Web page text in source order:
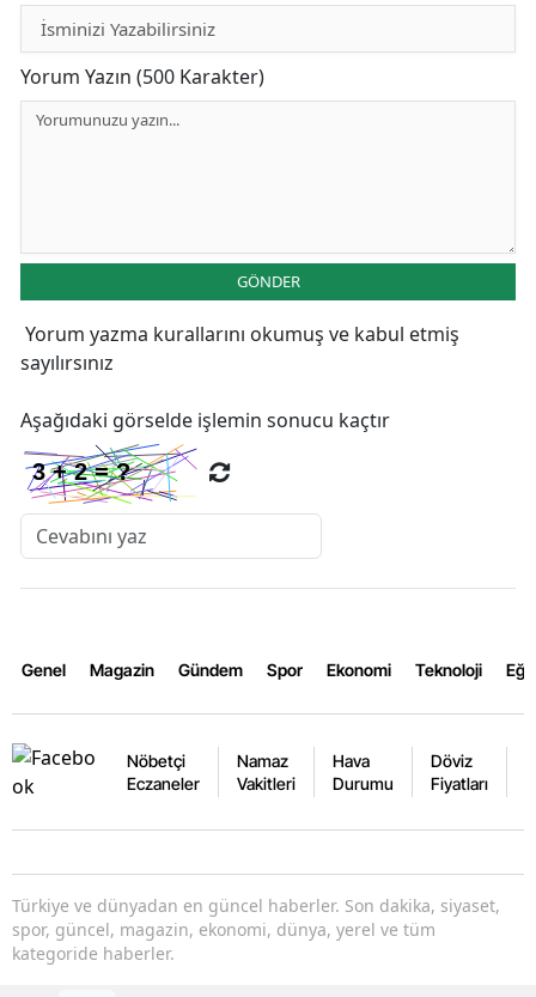
Yorum Yazın (500 Karakter)
GÖNDER
Yorum yazma kurallarını okumuş ve kabul etmiş
sayılırsınız
Aşağıdaki görselde işlemin sonucu kaçtır
Genel Magazin Gündem Spor Ekonomi Teknoloji
Nöbetçi
Eczaneler
Namaz
Vakitleri
Hava
Durumu
Döviz
Fiyatları
Türkiye ve dünyadan en güncel haberler. Son dakika, siyaset,
spor, güncel, magazin, ekonomi, dünya, yerel ve tüm
kategoride haberler.